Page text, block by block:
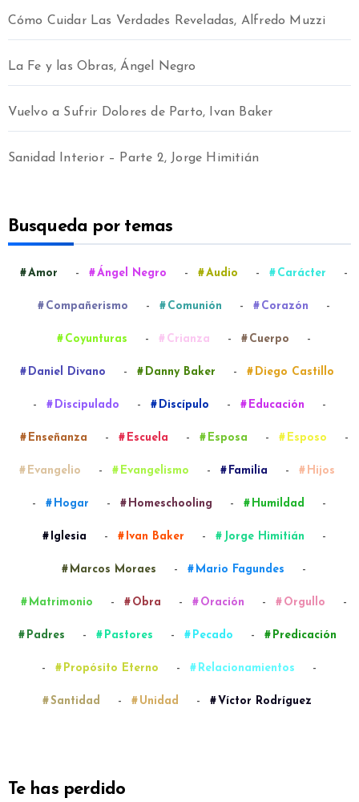
Cómo Cuidar Las Verdades Reveladas, Alfredo Muzzi
La Fe y las Obras, Ángel Negro
Vuelvo a Sufrir Dolores de Parto, Ivan Baker
Sanidad Interior – Parte 2, Jorge Himitián
Busqueda por temas
Amor - Ángel Negro - Audio - Carácter -
Compañerismo - Comunión - Corazón -
Coyunturas - Crianza - Cuerpo -
Daniel Divano - Danny Baker - Diego Castillo
- Discipulado - Discípulo - Educación -
Enseñanza - Escuela - Esposa - Esposo -
Evangelio - Evangelismo - Familia - Hijos
- Hogar - Homeschooling - Humildad -
Iglesia - Ivan Baker - Jorge Himitián -
Marcos Moraes - Mario Fagundes -
Matrimonio - Obra - Oración - Orgullo -
Padres - Pastores - Pecado - Predicación
- Propósito Eterno - Relacionamientos -
Santidad - Unidad - Víctor Rodríguez
Te has perdido